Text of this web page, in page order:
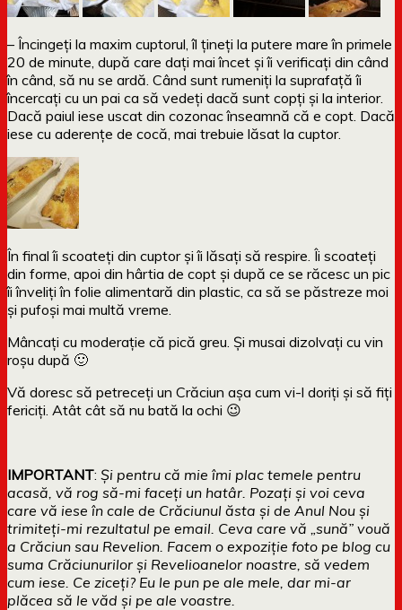
– Încingeți la maxim cuptorul, îl țineți la putere mare în primele
20 de minute, după care dați mai încet și îi verificați din când
în când, să nu se ardă. Când sunt rumeniți la suprafață îi
încercați cu un pai ca să vedeți dacă sunt copți și la interior.
Dacă paiul iese uscat din cozonac înseamnă că e copt. Dacă
iese cu aderențe de cocă, mai trebuie lăsat la cuptor.
În final îi scoateți din cuptor și îi lăsați să respire. Îi scoateți
din forme, apoi din hârtia de copt și după ce se răcesc un pic
îi înveliți în folie alimentară din plastic, ca să se păstreze moi
și pufoși mai multă vreme.
Mâncați cu moderație că pică greu. Și musai dizolvați cu vin
roșu după 🙂
Vă doresc să petreceți un Crăciun așa cum vi-l doriți și să fiți
fericiți. Atât cât să nu bată la ochi 😉
IMPORTANT: Și pentru că mie îmi plac temele pentru
acasă, vă rog să-mi faceți un hatâr. Pozați și voi ceva
care vă iese în cale de Crăciunul ăsta și de Anul Nou și
trimiteți-mi rezultatul pe email. Ceva care vă „sună” vouă
a Crăciun sau Revelion. Facem o expoziție foto pe blog cu
suma Crăciunurilor și Revelioanelor noastre, să vedem
cum iese. Ce ziceți? Eu le pun pe ale mele, dar mi-ar
plăcea să le văd și pe ale voastre.